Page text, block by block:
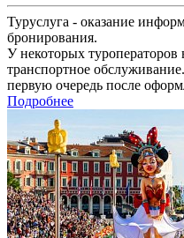
Туруслуга - оказание
бронирования.
У некоторых туроператоров
транспортное
первую очередь после
Подробнее